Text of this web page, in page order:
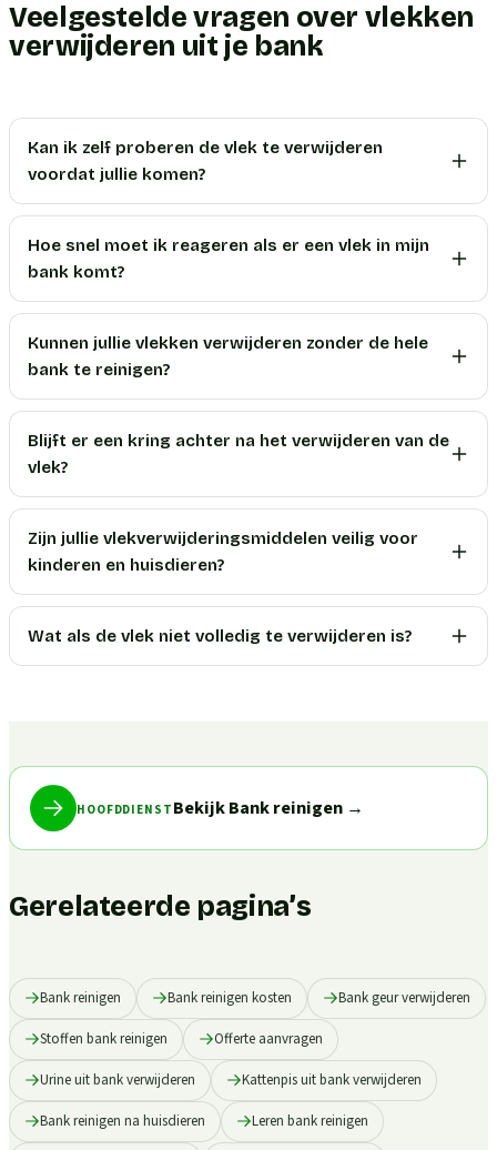
Veelgestelde vragen over vlekken
verwijderen uit je bank
Kan ik zelf proberen de vlek te verwijderen
voordat jullie komen?
Hoe snel moet ik reageren als er een vlek in mijn
bank komt?
Kunnen jullie vlekken verwijderen zonder de hele
bank te reinigen?
Blijft er een kring achter na het verwijderen van de
vlek?
Zijn jullie vlekverwijderingsmiddelen veilig voor
kinderen en huisdieren?
Wat als de vlek niet volledig te verwijderen is?
HOOFDDIENST Bekijk Bank reinigen→
Gerelateerde pagina’s
Bank reinigen Bank reinigen kosten Bank geur verwijderen
Stoffen bank reinigen Offerte aanvragen
Urine uit bank verwijderen Kattenpis uit bank verwijderen
Bank reinigen na huisdieren Leren bank reinigen